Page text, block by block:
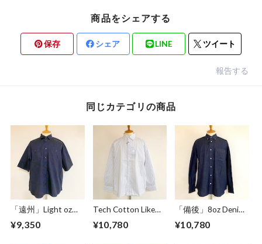
商品をシェアする
保存 シェア LINE ツイート
報告する
同じカテゴリの商品
「遠州」Light oz
Overdye Poplin W-
Pocket Half Sleeve
¥9,350
Tech Cotton Like
Stripe BD BOX-A
Line Shirts Ivory
¥10,780
「備後」8oz Denim
BD BOX-A Line
Shirts Dark Indigo
¥10,780